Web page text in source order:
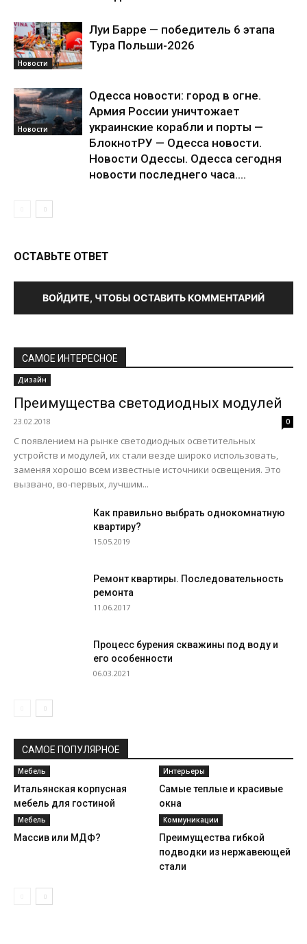
Новости
Луи Барре — победитель 6 этапа
Тура Польши-2026
Новости
Одесса новости: город в огне.
Армия России уничтожает
украинские корабли и порты —
БлокнотРУ — Одесса новости.
Новости Одессы. Одесса сегодня
новости последнего часа....
ОСТАВЬТЕ ОТВЕТ
ВОЙДИТЕ, ЧТОБЫ ОСТАВИТЬ КОММЕНТАРИЙ
САМОЕ ИНТЕРЕСНОЕ
Дизайн
Преимущества светодиодных модулей
23.02.2018 0
С появлением на рынке светодиодных осветительных
устройств и модулей, их стали везде широко использовать,
заменяя хорошо всем известные источники освещения. Это
вызвано, во-первых, лучшим...
Как правильно выбрать однокомнатную
квартиру?
15.05.2019
Ремонт квартиры. Последовательность
ремонта
11.06.2017
Процесс бурения скважины под воду и
его особенности
06.03.2021
САМОЕ ПОПУЛЯРНОЕ
Мебель
Итальянская корпусная
мебель для гостиной
Интерьеры
Самые теплые и красивые
окна
Мебель
Массив или МДФ?
Коммуникации
Преимущества гибкой
подводки из нержавеющей
стали